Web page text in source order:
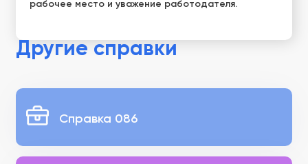
рабочее место и уважение работодателя.
Другие справки
Справка 086